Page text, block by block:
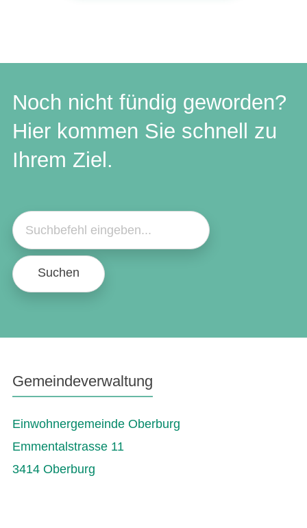
Noch nicht fündig geworden?
Hier kommen Sie schnell zu
Ihrem Ziel.
Suchen
Gemeindeverwaltung
Einwohnergemeinde Oberburg
Emmentalstrasse 11
3414 Oberburg